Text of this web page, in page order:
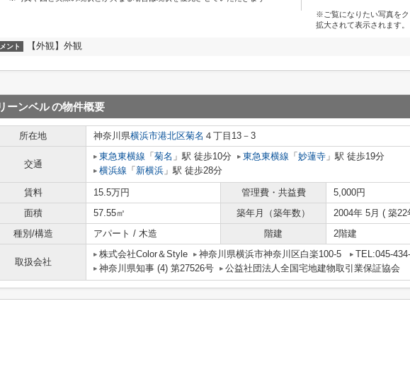
※ご覧になりたい写真をク
拡大されて表示されます。
ント 【外観】外観
ーンベルの物件概要
所在地 神奈川県横浜市港北区菊名 ４丁目13－3
交通
東急東横線 「 菊名 」駅 徒歩10分 東急東横線 「 妙蓮寺 」駅 徒歩19分
横浜線 「 新横浜 」駅 徒歩28分
賃料 15.5万円 管理費・共益費
5,000円
面積
57.55㎡ 築年月（築年数）
2004年 5月 ( 築22
種別/構造
アパート / 木造 階建 2階建
取扱会社
株式会社Color＆Style 神奈川県横浜市神奈川区白楽100-5
TEL:045-
神奈川県知事 (4) 第27526号
公益社団法人全国宅地建物取引業保証協会